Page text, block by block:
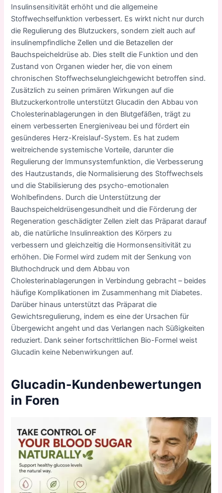
Insulinsensitivität erhöht und die allgemeine
Stoffwechselfunktion verbessert. Es wirkt nicht nur durch
die Regulierung des Blutzuckers, sondern zielt auch auf
insulinempfindliche Zellen und die Betazellen der
Bauchspeicheldrüse ab. Dies stellt die Funktion und den
Zustand von Organen wieder her, die von einem
chronischen Stoffwechselungleichgewicht betroffen sind.
Zusätzlich zu seinen primären Wirkungen auf die
Blutzuckerkontrolle unterstützt Glucadin den Abbau von
Cholesterinablagerungen in den Blutgefäßen, trägt zu
einem verbesserten Energieniveau bei und fördert ein
gesünderes Herz-Kreislauf-System. Es hat zudem
weitreichende systemische Vorteile, darunter die
Regulierung der Immunsystemfunktion, die Verbesserung
des Hautzustands, die Normalisierung des Stoffwechsels
und die Stabilisierung des psycho-emotionalen
Wohlbefindens. Durch die Unterstützung der
Bauchspeicheldrüsengesundheit und die Förderung der
Regeneration geschädigter Zellen zielt das Präparat darauf
ab, die natürliche Insulinreaktion des Körpers zu
verbessern und gleichzeitig die Hormonsensitivität zu
erhöhen. Die Formel wird zudem mit der Senkung von
Bluthochdruck und dem Abbau von
Cholesterinablagerungen in Verbindung gebracht – beides
häufige Komplikationen im Zusammenhang mit Diabetes.
Darüber hinaus unterstützt das Präparat die
Gewichtsregulierung, indem es eine der Ursachen für
Übergewicht angeht und das Verlangen nach Süßigkeiten
reduziert. Dank seiner fortschrittlichen Bio-Formel weist
Glucadin keine Nebenwirkungen auf.
Glucadin-Kundenbewertungen
in Foren